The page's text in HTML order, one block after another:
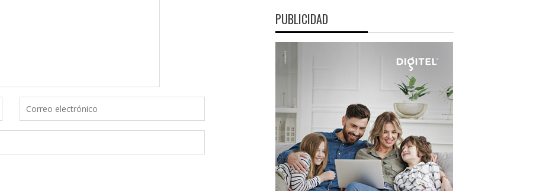
PUBLICIDAD